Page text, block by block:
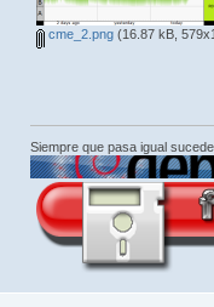
cme_2.png(16.87 kB,
Siempre que pasa igual